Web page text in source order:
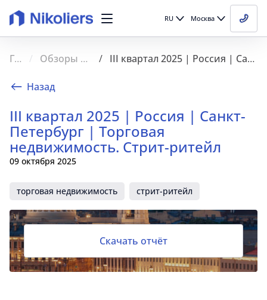
RU Москва
Главная Обзоры рынка недвижимости III квартал 2025 | Россия | Санкт-Петербург | Торговая недвижимость. Стрит-ритейл
Назад
III квартал 2025 | Россия | Санкт-
Петербург | Торговая
недвижимость. Стрит-ритейл
09 октября 2025
торговая недвижимость стрит-ритейл
Скачать отчёт